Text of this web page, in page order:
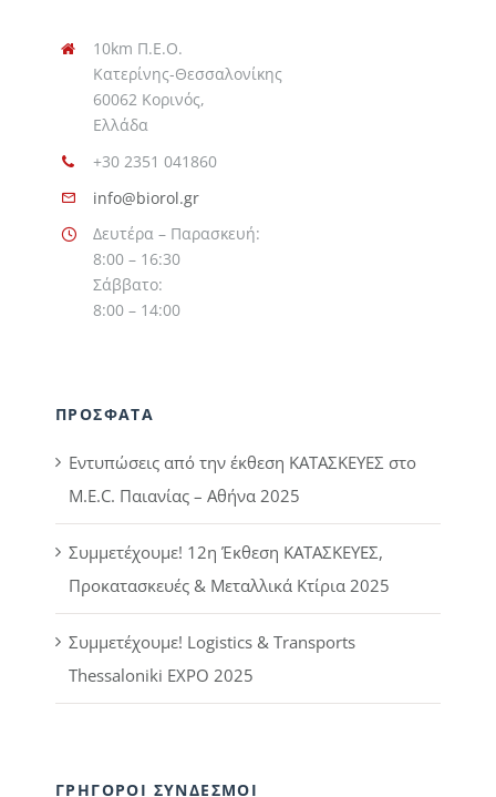
10km Π.Ε.Ο.
Κατερίνης-Θεσσαλονίκης
60062 Κορινός,
Ελλάδα
+30 2351 041860
info@biorol.gr
Δευτέρα – Παρασκευή:
8:00 – 16:30
Σάββατο:
8:00 – 14:00
ΠΡΟΣΦΑΤΑ
Εντυπώσεις από την έκθεση ΚΑΤΑΣΚΕΥΕΣ στο
M.E.C. Παιανίας – Αθήνα 2025
Συμμετέχουμε! 12η Έκθεση ΚΑΤΑΣΚΕΥΕΣ,
Προκατασκευές & Μεταλλικά Κτίρια 2025
Συμμετέχουμε! Logistics & Transports
Thessaloniki EXPO 2025
ΓΡΗΓΟΡΟΙ ΣΥΝΔΕΣΜΟΙ